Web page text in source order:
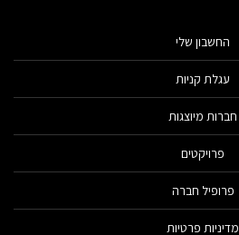
החשבון שלי
עגלת קניות
חברות מיוצגות
פרויקטים
פרופיל חברה
מדיניות פרטיות